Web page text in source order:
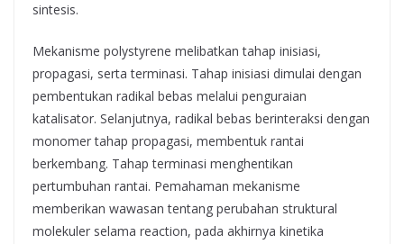
sintesis.
Mekanisme polystyrene melibatkan tahap inisiasi,
propagasi, serta terminasi. Tahap inisiasi dimulai dengan
pembentukan radikal bebas melalui penguraian
katalisator. Selanjutnya, radikal bebas berinteraksi dengan
monomer tahap propagasi, membentuk rantai
berkembang. Tahap terminasi menghentikan
pertumbuhan rantai. Pemahaman mekanisme
memberikan wawasan tentang perubahan struktural
molekuler selama reaction, pada akhirnya kinetika